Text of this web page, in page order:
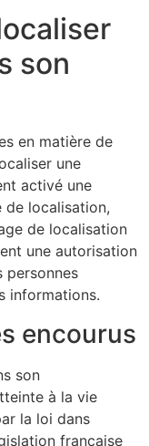
son
en matière de
une
activé une
localisation,
de localisation
une autorisation
personnes
informations.
encourus
son
à la vie
la loi dans
française